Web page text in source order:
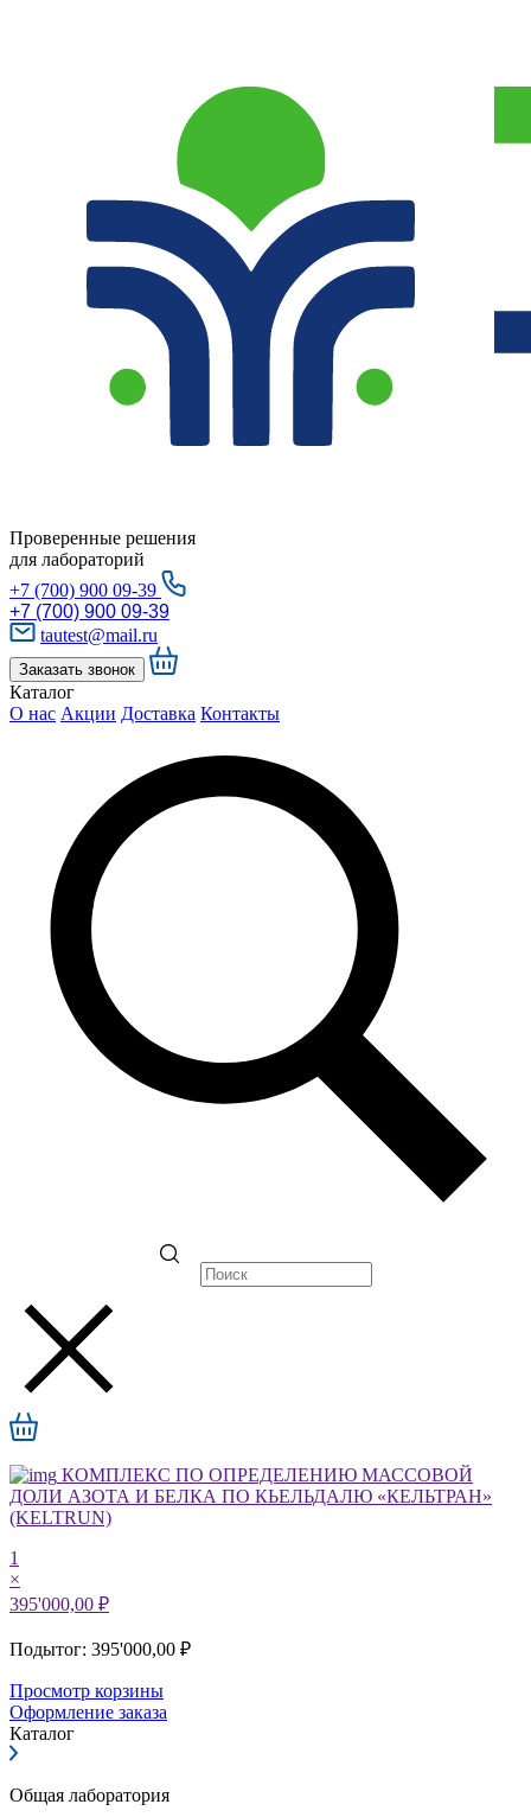
Проверенные решения
для лабораторий
+7 (700) 900 09-39
+7 (700) 900 09-39
tautest@mail.ru
Заказать звонок
Каталог
О нас Акции Доставка Контакты
КОМПЛЕКС ПО ОПРЕДЕЛЕНИЮ МАССОВОЙ
ДОЛИ АЗОТА И БЕЛКА ПО КЬЕЛЬДАЛЮ «КЕЛЬТРАН»
(KELTRUN)
1
×
395'000,00 ₽
Подытог: 395'000,00 ₽
Просмотр корзины
Оформление заказа
Каталог
Общая лаборатория